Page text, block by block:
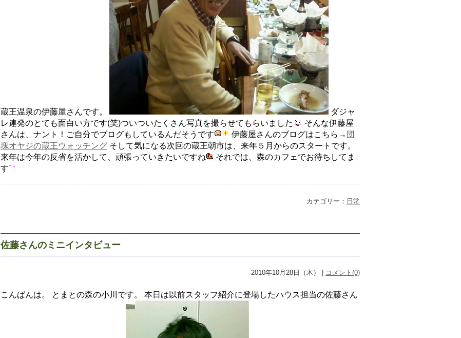
蔵王温泉の伊藤屋さんです。
ダジャ
レ連発のとても面白い方です(笑)ついついたくさん写真を撮らせてもらいました
そんな伊藤屋
さんは、ナント！ご自分でブログもしているんだそうです
伊藤屋さんのブログはこちら→ 団
塊オヤジの蔵王ウォッチング そして気になる次回の蔵王朝市は、来年５月からのスタートです。
来年は今年の反省を活かして、頑張っていきたいですね
それでは、森のカフェでお待ちしてま
す
カテゴリー： 日常
佐藤さんのミニインタビュー
2010年10月28日（木） | コメント(0)
こんばんは。 とまとの森の小川です。 本日は以前スタッフ紹介に登場したハウス担当の佐藤さん